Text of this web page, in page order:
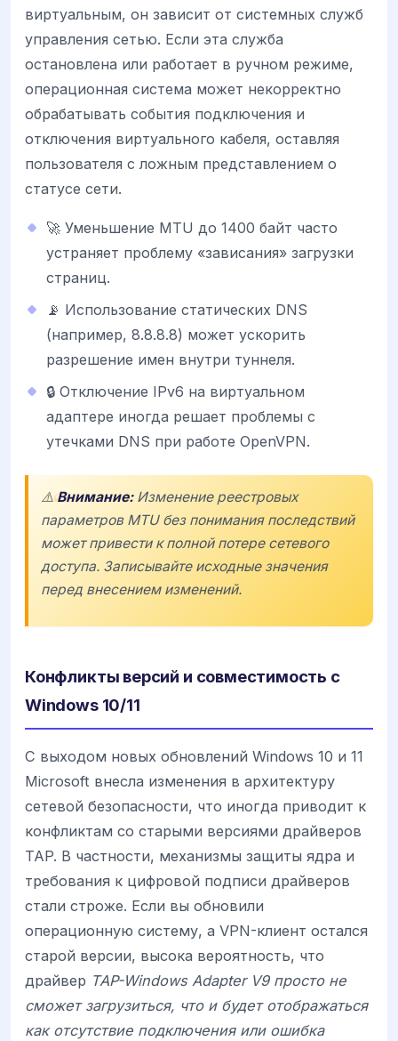
виртуальным, он зависит от системных служб
управления сетью. Если эта служба
остановлена или работает в ручном режиме,
операционная система может некорректно
обрабатывать события подключения и
отключения виртуального кабеля, оставляя
пользователя с ложным представлением о
статусе сети.
🚀 Уменьшение MTU до 1400 байт часто
устраняет проблему «зависания» загрузки
страниц.
📡 Использование статических DNS
(например, 8.8.8.8) может ускорить
разрешение имен внутри туннеля.
🔒 Отключение IPv6 на виртуальном
адаптере иногда решает проблемы с
утечками DNS при работе OpenVPN.
⚠️Внимание:Изменение реестровых
параметров MTU без понимания последствий
может привести к полной потере сетевого
доступа. Записывайте исходные значения
перед внесением изменений.
Конфликты версий и совместимость с
Windows 10/11
С выходом новых обновлений Windows 10 и 11
Microsoft внесла изменения в архитектуру
сетевой безопасности, что иногда приводит к
конфликтам со старыми версиями драйверов
TAP. В частности, механизмы защиты ядра и
требования к цифровой подписи драйверов
стали строже. Если вы обновили
операционную систему, а VPN-клиент остался
старой версии, высока вероятность, что
драйвер TAP-Windows Adapter V9 просто не
сможет загрузиться, что и будет отображаться
как отсутствие подключения или ошибка